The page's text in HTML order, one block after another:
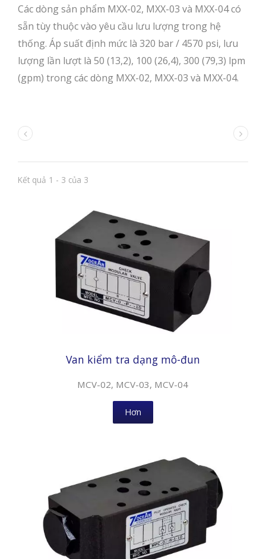
Các dòng sản phẩm MXX-02, MXX-03 và MXX-04 có
sẵn tùy thuộc vào yêu cầu lưu lượng trong hệ
thống. Áp suất định mức là 320 bar / 4570 psi, lưu
lượng lần lượt là 50 (13,2), 100 (26,4), 300 (79,3) lpm
(gpm) trong các dòng MXX-02, MXX-03 và MXX-04.
Kết quả 1 - 3 của 3
Van kiểm tra dạng mô-đun
MCV-02, MCV-03, MCV-04
Hơn